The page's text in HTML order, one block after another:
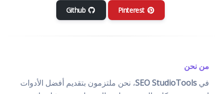
Pinterest
Github
من نحن
في SEO StudioTools، نحن ملتزمون بتقديم أفضل الأدوات